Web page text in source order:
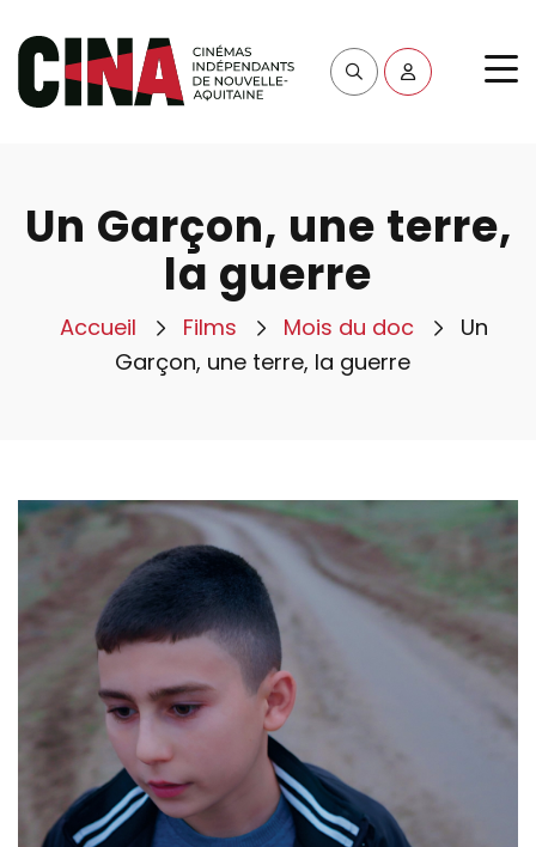
Un Garçon, une terre,
la guerre
Accueil Films Mois du doc
Un
Garçon, une terre, la guerre